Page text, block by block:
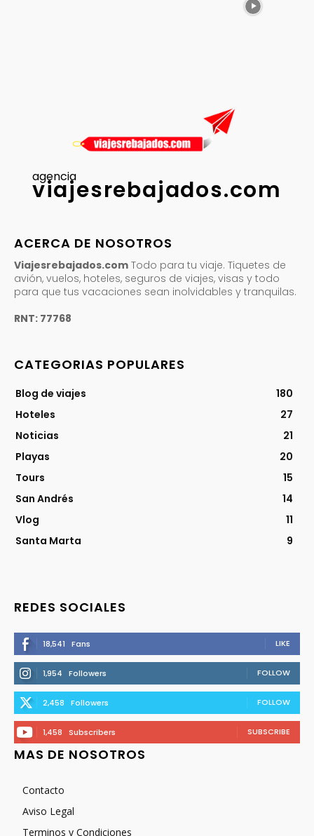
agencia
viajesrebajados.com
ACERCA DE NOSOTROS
Viajesrebajados.com Todo para tu viaje. Tiquetes de
avión, vuelos, hoteles, seguros de viajes, visas y todo
para que tus vacaciones sean inolvidables y tranquilas.
RNT: 77768
CATEGORIAS POPULARES
Blog de viajes
180
Hoteles
27
Noticias
21
Playas
20
Tours
15
San Andrés
14
Vlog
11
Santa Marta
9
REDES SOCIALES
18,541 Fans LIKE
1,954 Followers FOLLOW
2,458 Followers FOLLOW
1,458 Subscribers SUBSCRIBE
MAS DE NOSOTROS
Contacto
Aviso Legal
Terminos y Condiciones